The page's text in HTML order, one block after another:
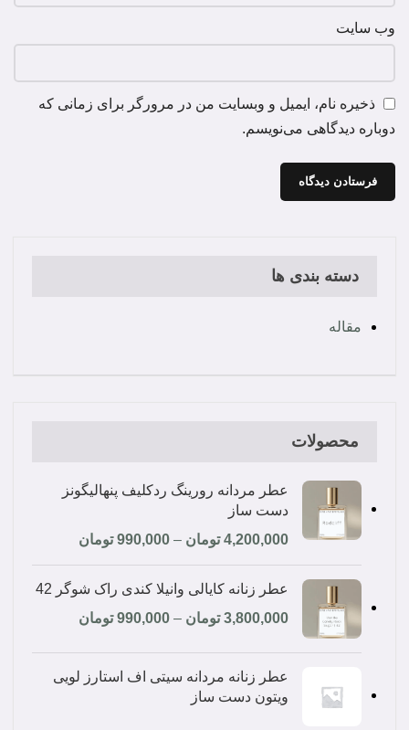
وب‌ سایت
ذخیره نام، ایمیل و وبسایت من در مرورگر برای زمانی که
دوباره دیدگاهی می‌نویسم.
دسته بندی ها
مقاله
محصولات
عطر مردانه رورینگ ردکلیف پنهالیگونز
دست ساز
4,200,000 تومان –
990,000 تومان
عطر زنانه کایالی وانیلا کندی راک شوگر 42
3,800,000 تومان –
990,000 تومان
عطر زنانه مردانه سیتی اف استارز لویی
ویتون دست ساز